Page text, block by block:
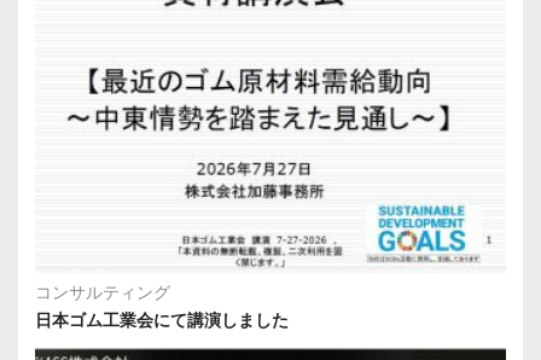
コンサルティング
日本ゴム工業会にて講演しました